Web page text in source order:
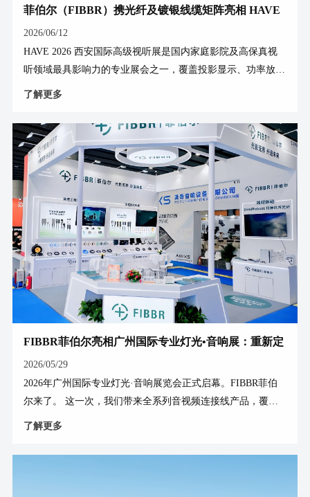
菲伯尔（FIBBR）携光纤及镀银线缆矩阵亮相 HAVE
2026 西安国际高级视听展
2026/06/12
HAVE 2026 西安国际高级视听展是国内家庭影院及高保真视
听领域最具影响力的专业展会之一，覆盖投影显示、功率放
大、信号传输、声学处理等全链路品类。线材作为信号链路
全线产品矩阵参展，以光纤传输与镀银导体两大技术路线为核
心，完整呈现品牌在家用高速信号传输领域的技术储备与产品
布局。 本次展出的光纤线缆覆盖 HDMI、DisplayPort 及 USB-
C 三大接口品类，代表产品包括 HDMI King 3 8K光纤线、
Ultra 8K Ⅱ 56Gbps 8K光纤线、DP40光纤线及 USB-C 光纤数据
线等。
了解更多
FIBBR菲伯尔亮相广州国际专业灯光•音响展：重新定
义工程级音视频传输
2026/05/29
2026年广州国际专业灯光·音响展览会正式启幕。FIBBR菲伯
尔来了。 这一次，我们带来全系列音视频连接线产品，覆盖
家庭、工程、企业三大场景。 其中这几款，专为工程而来，
解决的问题：线缆预埋，穿管布线太难。 大型场馆、指挥中
了解更多